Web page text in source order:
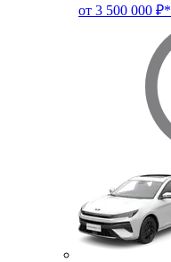
от 3 500 000 ₽*